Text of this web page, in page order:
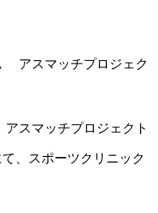
スマッチプロジェクト
、スポーツクリニック